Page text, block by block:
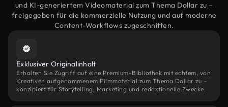
und KI-generiertem Videomaterial zum Thema Dollar zu –
freigegeben für die kommerzielle Nutzung und auf moderne
Content-Workflows zugeschnitten.
Exklusiver Originalinhalt
Erhalten Sie Zugriff auf eine Premium-Bibliothek mit echtem, von
Kreativen aufgenommenem Filmmaterial zum Thema Dollar zu –
konzipiert für Storytelling, Marketing und redaktionelle Zwecke.